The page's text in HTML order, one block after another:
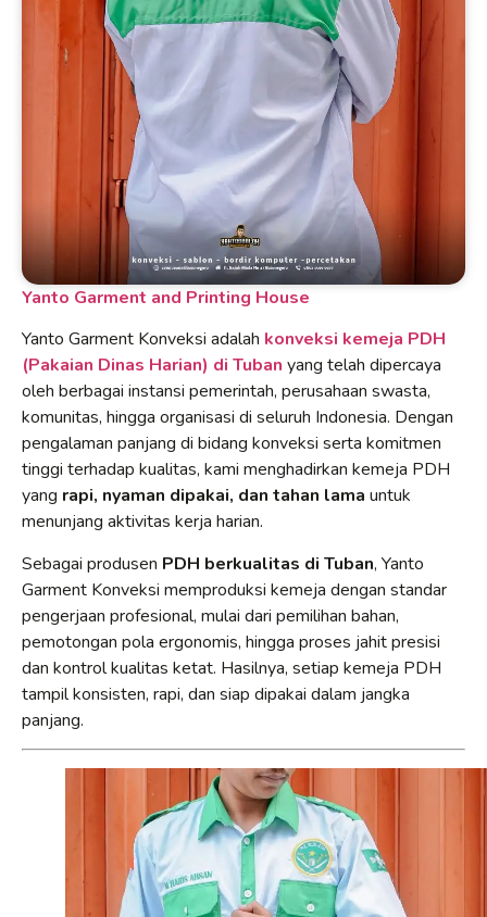
Yanto Garment and Printing House
Yanto Garment Konveksi adalah konveksi kemeja PDH
(Pakaian Dinas Harian) di Tuban yang telah dipercaya
oleh berbagai instansi pemerintah, perusahaan swasta,
komunitas, hingga organisasi di seluruh Indonesia. Dengan
pengalaman panjang di bidang konveksi serta komitmen
tinggi terhadap kualitas, kami menghadirkan kemeja PDH
yang rapi, nyaman dipakai, dan tahan lama untuk
menunjang aktivitas kerja harian.
Sebagai produsen PDH berkualitas di Tuban, Yanto
Garment Konveksi memproduksi kemeja dengan standar
pengerjaan profesional, mulai dari pemilihan bahan,
pemotongan pola ergonomis, hingga proses jahit presisi
dan kontrol kualitas ketat. Hasilnya, setiap kemeja PDH
tampil konsisten, rapi, dan siap dipakai dalam jangka
panjang.